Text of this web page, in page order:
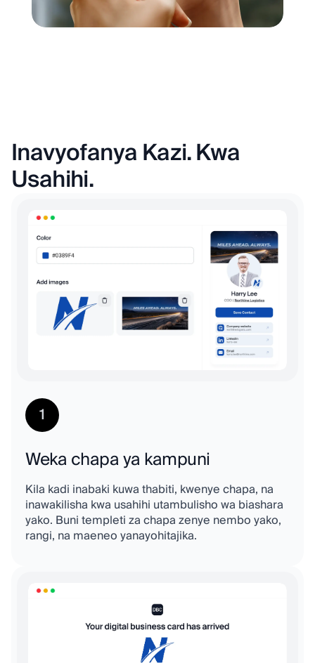
Inavyofanya Kazi. Kwa
Usahihi.
1
Weka chapa ya kampuni
Kila kadi inabaki kuwa thabiti, kwenye chapa, na
inawakilisha kwa usahihi utambulisho wa biashara
yako. Buni templeti za chapa zenye nembo yako,
rangi, na maeneo yanayohitajika.